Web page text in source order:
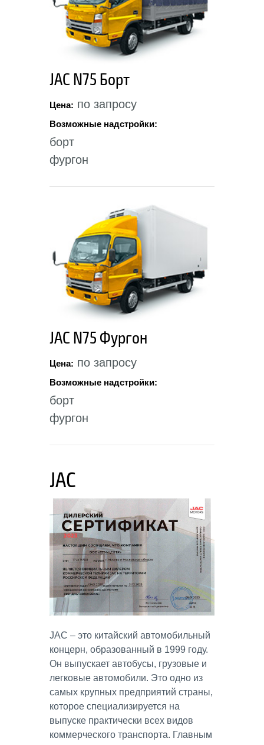
JAC N75 Борт
Цена: по запросу
Возможные надстройки:
борт
фургон
JAC N75 Фургон
Цена: по запросу
Возможные надстройки:
борт
фургон
JAC
JAC – это китайский автомобильный
концерн, образованный в 1999 году.
Он выпускает автобусы, грузовые и
легковые автомобили. Это одно из
самых крупных предприятий страны,
которое специализируется на
выпуске практически всех видов
коммерческого транспорта. Главным